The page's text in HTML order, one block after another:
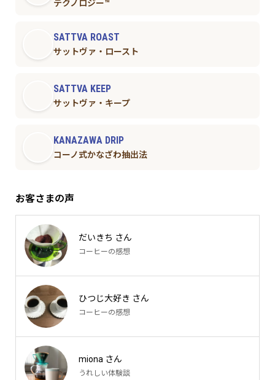
テクノロジー™︎
SATTVA ROAST
サットヴァ・ロースト
SATTVA KEEP
サットヴァ・キープ
KANAZAWA DRIP
コーノ式かなざわ抽出法
お客さまの声
だいきち さん
コーヒーの感想
ひつじ大好き さん
コーヒーの感想
miona さん
うれしい体験談